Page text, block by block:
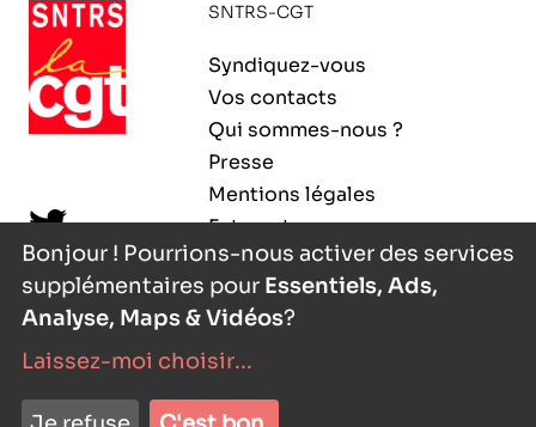
SNTRS-CGT
Syndiquez-vous
Vos contacts
Qui sommes-nous ?
Presse
Mentions légales
Extranet
- agence digitale
Bonjour ! Pourrions-nous activer des services
supplémentaires pour Essentiels, Ads,
Analyse, Maps & Vidéos?
Laissez-moi choisir...